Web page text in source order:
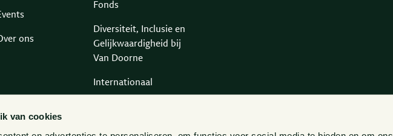
van cookies
ons
Fonds
Diversiteit, Inclusie en
Gelijkwaardigheid bij
Van Doorne
Internationaal
Legal Tech